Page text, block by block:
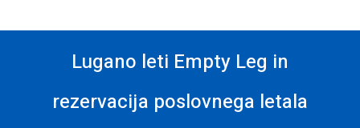
Lugano leti Empty Leg in
rezervacija poslovnega letala